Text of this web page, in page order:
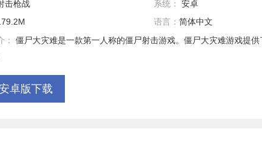
击枪战 系统： 安卓
语言： 简体中文
：
僵尸大灾难是一款第一人称的僵尸射击游戏。僵尸大灾难游戏提
卓版下载